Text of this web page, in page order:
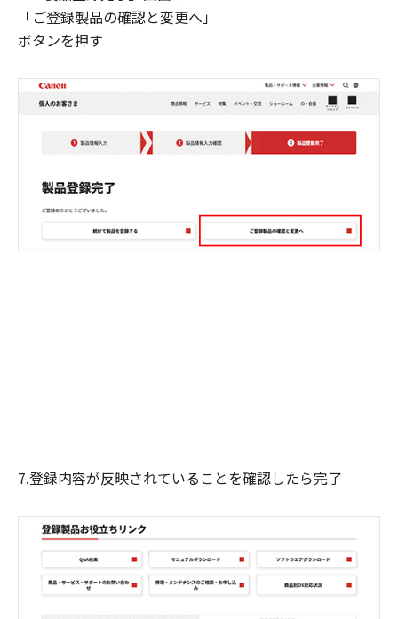
「ご登録製品の確認と変更へ」
ボタンを押す
7.登録内容が反映されていることを確認したら完了